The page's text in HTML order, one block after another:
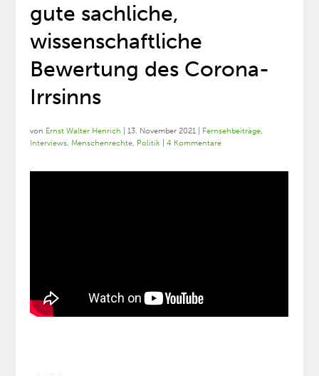
gute sachliche,
wissenschaftliche
Bewertung des Corona-
Irrsinns
von Ernst Walter Henrich |13. November 2021 Fernsehbeiträge,
Interviews, Menschenrechte, Politik |4 Kommentare